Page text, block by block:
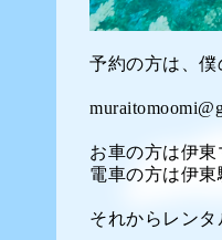
予約の方は、
お車の方は伊
電車の方は伊東
それからレン